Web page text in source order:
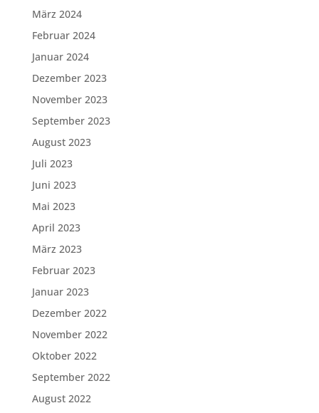
März 2024
Februar 2024
Januar 2024
Dezember 2023
November 2023
September 2023
August 2023
Juli 2023
Juni 2023
Mai 2023
April 2023
März 2023
Februar 2023
Januar 2023
Dezember 2022
November 2022
Oktober 2022
September 2022
August 2022